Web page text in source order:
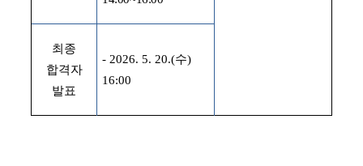
최종
합격자
발표
- 2026. 5. 20.(수)
16:00